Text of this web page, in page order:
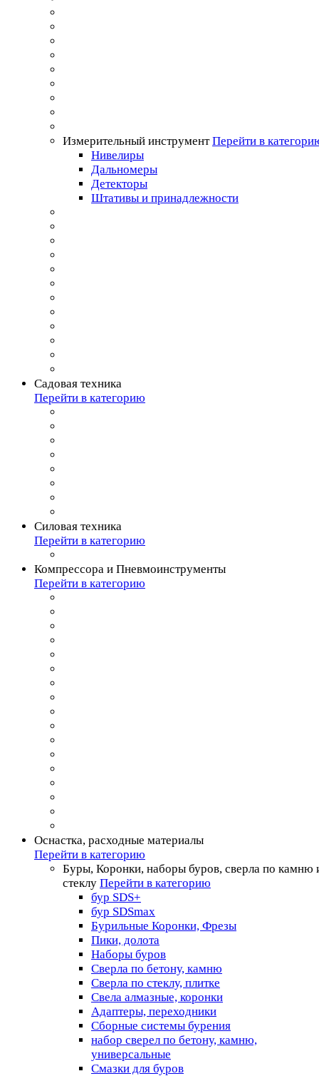
Измерительный инструмент Перейти в
Нивелиры
Дальномеры
Детекторы
Штативы и принадлежности
Садовая техника
Перейти в категорию
Силовая техника
Перейти в категорию
Компрессора и Пневмоинструменты
Перейти в категорию
Оснастка, расходные материалы
Перейти в категорию
Буры, Коронки, наборы буров, сверла по камню
стеклу Перейти в категорию
бур SDS+
бур SDSmax
Бурильные Коронки, Фрезы
Пики, долота
Наборы буров
Сверла по бетону, камню
Сверла по стеклу, плитке
Свела алмазные, коронки
Адаптеры, переходники
Сборные системы бурения
набор сверел по бетону, камню,
универсальные
Смазки для буров